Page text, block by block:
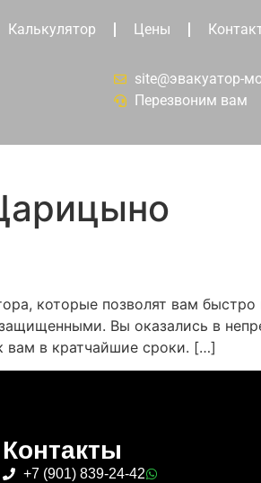
Калькулятор Цены
site@эвакуатор-
Перезвоним вам
которые позволят вам быстро
Вы оказались в
вам в кратчайшие сроки. […]
Контакты
+7 (901) 839-24-42